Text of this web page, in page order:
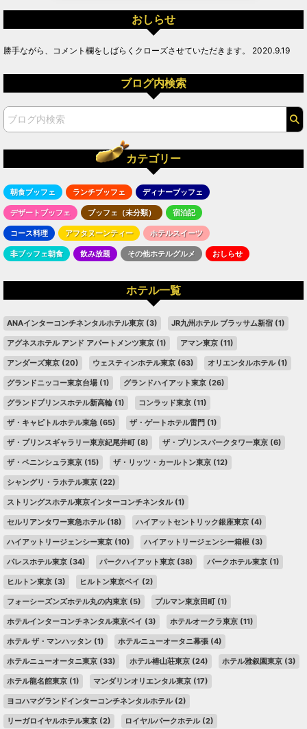
おしらせ
勝手ながら、コメント欄をしばらくクローズさせていただきます。 2020.9.19
ブログ内検索
カテゴリー
朝食ブッフェ ランチブッフェ ディナーブッフェ
デザートブッフェ ブッフェ（未分類） 宿泊記
コース料理 アフタヌーンティー ホテルスイーツ
非ブッフェ朝食 飲み放題 その他ホテルグルメ おしらせ
ホテル一覧
ANAインターコンチネンタルホテル東京 (3) JR九州ホテル ブラッサム新宿 (1)
アグネスホテル アンド アパートメンツ東京 (1) アマン東京 (11)
アンダーズ東京 (20) ウェスティンホテル東京 (63) オリエンタルホテル(1)
グランドニッコー東京台場 (1) グランドハイアット東京 (26)
グランドプリンスホテル新高輪 (1) コンラッド東京 (11)
ザ・キャピトルホテル東急 (65) ザ・ゲートホテル雷門 (1)
ザ・プリンスギャラリー東京紀尾井町 (8) ザ・プリンスパークタワー東京 (6)
ザ・ペニンシュラ東京 (15) ザ・リッツ・カールトン東京 (12)
シャングリ・ラホテル東京 (22)
ストリングスホテル東京インターコンチネンタル(1)
セルリアンタワー東急ホテル(18) ハイアットセントリック銀座東京 (4)
ハイアットリージェンシー東京 (10) ハイアットリージェンシー箱根 (3)
パレスホテル東京 (34) パークハイアット東京 (38) パークホテル東京 (1)
ヒルトン東京 (3) ヒルトン東京ベイ (2)
フォーシーズンズホテル丸の内東京 (5) プルマン東京田町 (1)
ホテルインターコンチネンタル東京ベイ (3) ホテルオークラ東京 (11)
ホテル ザ・マンハッタン (1) ホテルニューオータニ幕張 (4)
ホテルニューオータニ東京 (33) ホテル椿山荘東京 (24) ホテル雅叙園東京 (3)
ホテル龍名館東京 (1) マンダリンオリエンタル東京 (17)
ヨコハマグランドインターコンチネンタルホテル(2)
リーガロイヤルホテル東京 (2) ロイヤルパークホテル(2)